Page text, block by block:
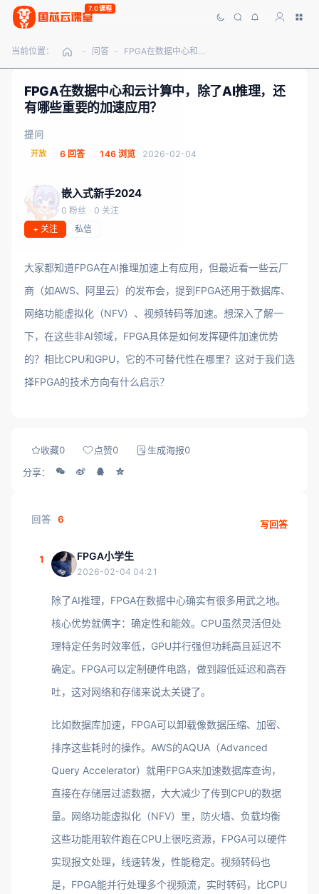
7.0课程
当前位置： - 问答 - FPGA在数据中心和云计算中，除了AI推理，还有哪些重要的加速应用？
FPGA在数据中心和云计算中，除了AI推理，还
有哪些重要的加速应用？
提问
开放 6 回答 146 浏览 2026-02-04
嵌入式新手2024
0 粉丝 · 0 关注
+ 关注
私信
大家都知道FPGA在AI推理加速上有应用，但最近看一些云厂
商（如AWS、阿里云）的发布会，提到FPGA还用于数据库、
网络功能虚拟化（NFV）、视频转码等加速。想深入了解一
下，在这些非AI领域，FPGA具体是如何发挥硬件加速优势
的？相比CPU和GPU，它的不可替代性在哪里？这对于我们选
择FPGA的技术方向有什么启示？
收藏0 点赞0 生成海报0
分享：
回答 6 写回答
1 FPGA小学生
2026-02-04 04:21
除了AI推理，FPGA在数据中心确实有很多用武之地。
核心优势就俩字：确定性和能效。CPU虽然灵活但处
理特定任务时效率低，GPU并行强但功耗高且延迟不
确定。FPGA可以定制硬件电路，做到超低延迟和高吞
吐，这对网络和存储来说太关键了。
比如数据库加速，FPGA可以卸载像数据压缩、加密、
排序这些耗时的操作。AWS的AQUA（Advanced
Query Accelerator）就用FPGA来加速数据库查询，
直接在存储层过滤数据，大大减少了传到CPU的数据
量。网络功能虚拟化（NFV）里，防火墙、负载均衡
这些功能用软件跑在CPU上很吃资源，FPGA可以硬件
实现报文处理，线速转发，性能稳定。视频转码也
是，FPGA能并行处理多个视频流，实时转码，比CPU